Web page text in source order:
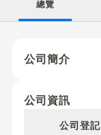
總覽
公司簡介
公司資訊
公司登記